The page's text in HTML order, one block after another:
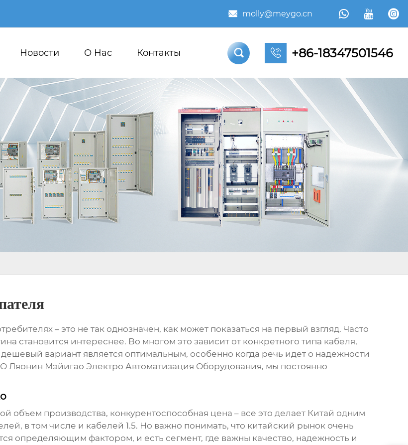
 molly@meygo.cn   
Новости О Hас Контакты   +86-18347501546
– это не так однозначен, как может показаться на первый взгляд. Часто
становится интереснее. Во многом это зависит от конкретного типа кабеля,
вариант является оптимальным, особенно когда речь идет о надежности
Ляонин Мэйигао Электро Автоматизация Оборудования, мы постоянно
объем производства, конкурентоспособная цена – все это делает Китай одним
в том числе и кабелей 1.5. Но важно понимать, что китайский рынок очень
определяющим фактором, и есть сегмент, где важны качество, надежность и